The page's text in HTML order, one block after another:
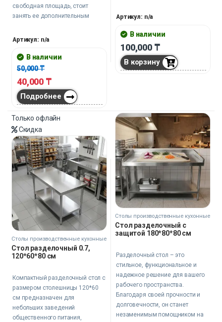
свободная площадь, стоит
занять ее дополнительным
Артикул: n/a
В наличии
50,000₸
40,000 ₸
Подробнее
установки кухонного
оборудования на предприятиях
общественного питания, в
магазинах и даже на домашних
кухнях.
Артикул: n/a
В наличии
100,000 ₸
В корзину
Только офлайн
Скидка
Столы производственные кухонные
Стол разделочный 0.7,
120*60*80 см
Компактный разделочный стол с
размером столешницы 120*60
см предназначен для
небольших заведений
общественного питания,
Столы производственные кухонные
Стол разделочный с
защитой 180*80*80 см
Разделочный стол – это
стильное, функциональное и
надежное решение для вашего
рабочего пространства.
Благодаря своей прочности и
долговечности, он станет
незаменимым помощником на